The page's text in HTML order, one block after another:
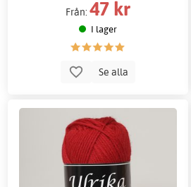
Från: 47 kr
I lager
Se alla